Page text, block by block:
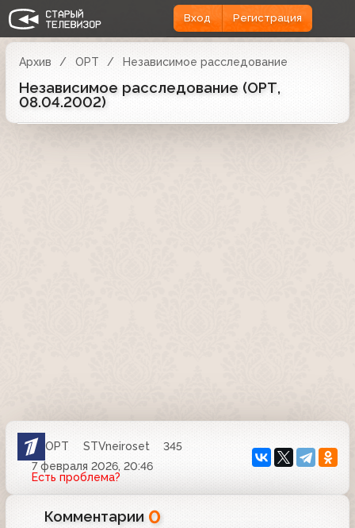
Вход Регистрация
Архив ОРТ Независимое расследование
Независимое расследование (ОРТ,
08.04.2002)
ОРТ STVneiroset
345
7 февраля 2026, 20:46
Есть проблема?
Комментарии 0